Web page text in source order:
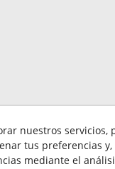
nuestros servicios,
tus preferencias
mediante el